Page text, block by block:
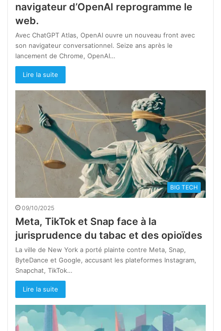
navigateur d’OpenAI reprogramme le
web.
Avec ChatGPT Atlas, OpenAI ouvre un nouveau front avec
son navigateur conversationnel. Seize ans après le
lancement de Chrome, OpenAI…
Lire la suite
BIG TECH
09/10/2025
Meta, TikTok et Snap face à la
jurisprudence du tabac et des opioïdes
La ville de New York a porté plainte contre Meta, Snap,
ByteDance et Google, accusant les plateformes Instagram,
Snapchat, TikTok…
Lire la suite